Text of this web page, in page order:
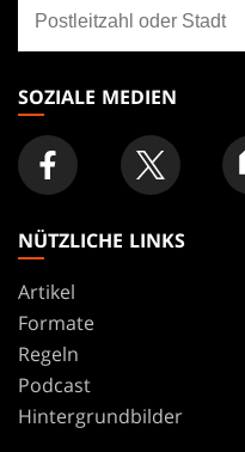
FOOTER
ein
Geschäft
SOZIALE MEDIEN
NÜTZLICHE LINKS
Artikel
Formate
Regeln
Podcast
Hintergrundbilder